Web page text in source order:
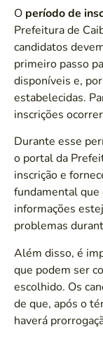
O período de
Prefeitura de
candidatos
primeiro passo
disponíveis e,
estabelecidas.
inscrições
Durante esse
o portal da
inscrição e
fundamental que
informações
problemas
Além disso, é
que podem ser
escolhido. Os
de que, após o
haverá